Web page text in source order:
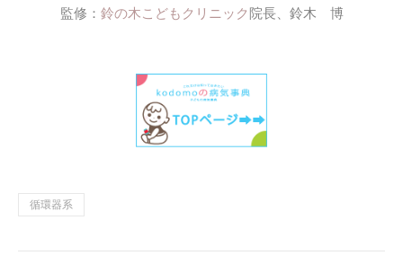
監修： 鈴の木こどもクリニック 院長、鈴木 博
循環器系